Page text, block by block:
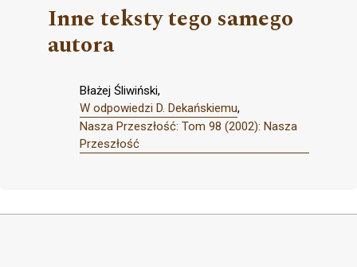
Inne teksty tego samego
autora
Błażej Śliwiński,
W odpowiedzi D. Dekańskiemu,
Nasza Przeszłość: Tom 98 (2002): Nasza
Przeszłość